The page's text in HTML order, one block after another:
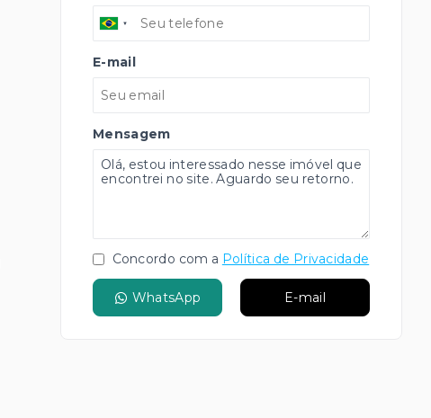
E-mail
Mensagem
Concordo com a Política de Privacidade
WhatsApp E-mail